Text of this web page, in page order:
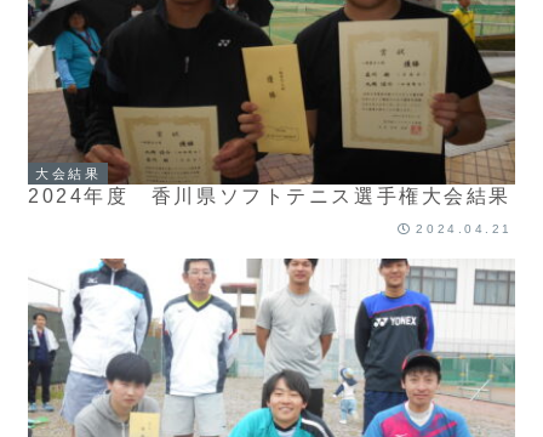
大会結果
2024年度 香川県ソフトテニス選手権大会結果
2024.04.21